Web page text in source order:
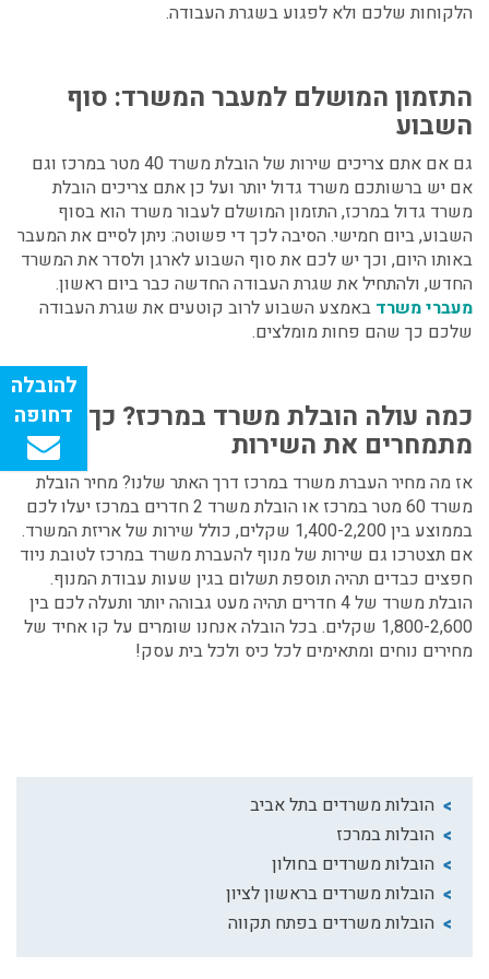
הובלות משרדים בתל אביב
הובלות במרכז
הובלות משרדים בחולון
הובלות משרדים בראשון לציון
הובלות משרדים בפתח תקווה
הלקוחות שלכם ולא לפגוע בשגרת העבודה.
התזמון המושלם למעבר המשרד: סוף
השבוע
גם אם אתם צריכים שירות של הובלת משרד 40 מטר במרכז
וגם
אם יש ברשותכם משרד גדול יותר ועל כן אתם צריכים הובלת
משרד גדול במרכז, התזמון המושלם לעבור משרד הוא בסוף
השבוע, ביום חמישי. הסיבה לכך די פשוטה: ניתן לסיים את המעבר
באותו היום, וכך יש לכם את סוף השבוע לארגן ולסדר את המשרד
החדש, ולהתחיל את שגרת העבודה החדשה כבר ביום ראשון.
מעברי משרד באמצע השבוע לרוב קוטעים את שגרת העבודה
שלכם כך שהם פחות מומלצים.
כמה עולה הובלת משרד במרכז? כך אנחנו
מתמחרים את השירות
אז מהמחיר העברת משרד במרכז דרך האתר שלנו?מחיר הובלת
משרד 60 מטר במרכז
או הובלת משרד 2 חדרים במרכז יעלו לכם
בממוצע בין 1,400-2,200 שקלים, כולל שירות של אריזת המשרד.
אם תצטרכו גם שירות שלמנוף להעברת משרד במרכז לטובת ניוד
חפצים כבדים תהיה תוספת תשלום בגין שעות עבודת המנוף.
הובלת משרד של 4 חדרים תהיה מעט גבוהה יותר ותעלה לכם בין
1,800-2,600 שקלים. בכל הובלה אנחנו שומרים על קו אחיד של
מחירים נוחים ומתאימים לכל כיס ולכל בית עסק!